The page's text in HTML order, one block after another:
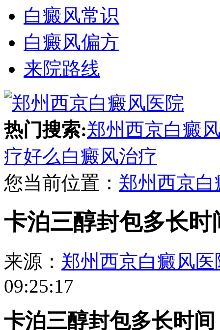
白癜风常识
白癜风偏方
来院路线
热门搜索:郑州西京白癜
疗好么白癜风治疗
您当前位置： 郑州西京
卡泊三醇封包多长时
来源： 郑州西京白癜风医
09:25:17
卡泊三醇封包多长时间